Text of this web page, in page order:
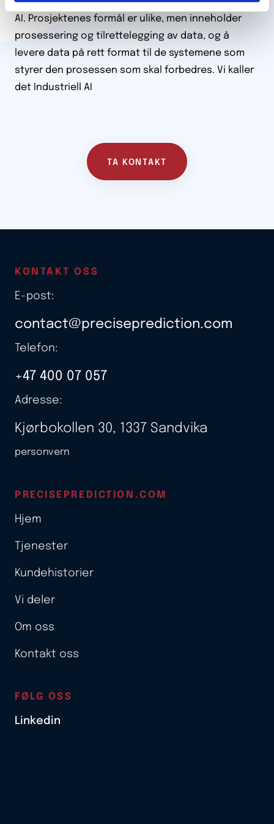
AI. Prosjektenes formål er ulike, men inneholder
prosessering og tilrettelegging av data, og å
levere data på rett format til de systemene som
styrer den prosessen som skal forbedres. Vi kaller
det Industriell AI
TA KONTAKT
KONTAKT OSS
E-post:
contact@preciseprediction.com
Telefon:
+47 400 07 057
Adresse:
Kjørbokollen 30, 1337 Sandvika
personvern
PRECISEPREDICTION.COM
Hjem
Tjenester
Kundehistorier
Vi deler
Om oss
Kontakt oss
FØLG OSS
Linkedin